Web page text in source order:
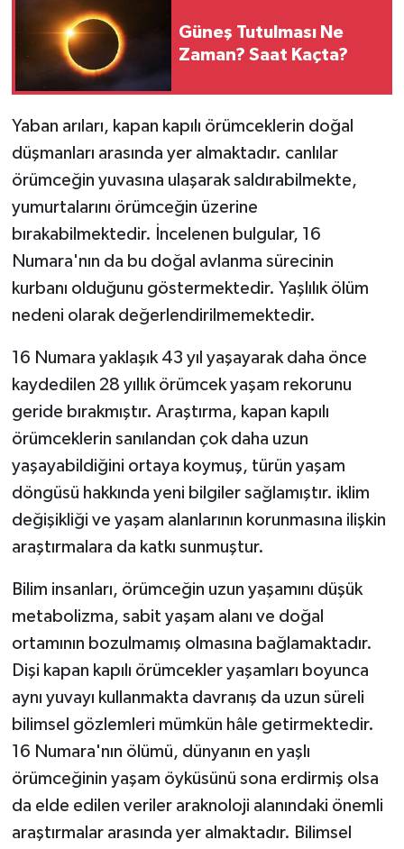
Güneş Tutulması Ne
Zaman? Saat Kaçta?
Yaban arıları, kapan kapılı örümceklerin doğal
düşmanları arasında yer almaktadır. canlılar
örümceğin yuvasına ulaşarak saldırabilmekte,
yumurtalarını örümceğin üzerine
bırakabilmektedir. İncelenen bulgular, 16
Numara'nın da bu doğal avlanma sürecinin
kurbanı olduğunu göstermektedir. Yaşlılık ölüm
nedeni olarak değerlendirilmemektedir.
16 Numara yaklaşık 43 yıl yaşayarak daha önce
kaydedilen 28 yıllık örümcek yaşam rekorunu
geride bırakmıştır. Araştırma, kapan kapılı
örümceklerin sanılandan çok daha uzun
yaşayabildiğini ortaya koymuş, türün yaşam
döngüsü hakkında yeni bilgiler sağlamıştır. iklim
değişikliği ve yaşam alanlarının korunmasına ilişkin
araştırmalara da katkı sunmuştur.
Bilim insanları, örümceğin uzun yaşamını düşük
metabolizma, sabit yaşam alanı ve doğal
ortamının bozulmamış olmasına bağlamaktadır.
Dişi kapan kapılı örümcekler yaşamları boyunca
aynı yuvayı kullanmakta davranış da uzun süreli
bilimsel gözlemleri mümkün hâle getirmektedir.
16 Numara'nın ölümü, dünyanın en yaşlı
örümceğinin yaşam öyküsünü sona erdirmiş olsa
da elde edilen veriler araknoloji alanındaki önemli
araştırmalar arasında yer almaktadır. Bilimsel